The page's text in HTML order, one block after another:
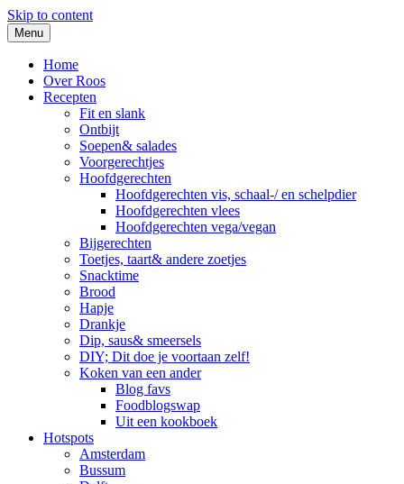
Skip to content
Menu
Home
Over Roos
Recepten
Fit en slank
Ontbijt
Soepen& salades
Voorgerechtjes
Hoofdgerechten
Hoofdgerechten vis, schaal-/ en schelpdier
Hoofdgerechten vlees
Hoofdgerechten vega/vegan
Bijgerechten
Toetjes, taart& andere zoetjes
Snacktime
Brood
Hapje
Drankje
Dip, saus& smeersels
DIY; Dit doe je voortaan zelf!
Koken van een ander
Blog favs
Foodblogswap
Uit een kookboek
Hotspots
Amsterdam
Bussum